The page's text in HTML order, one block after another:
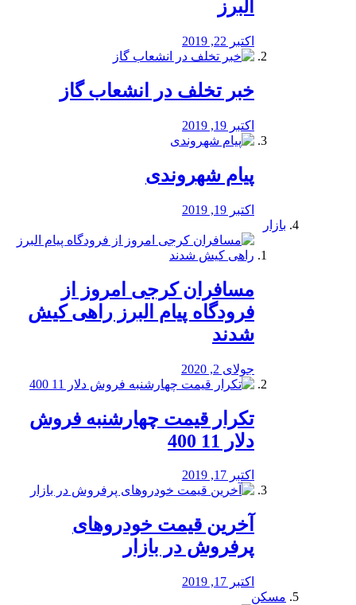
البرز
اکتبر 22, 2019
خبر تخلف در انشعاب گاز
اکتبر 19, 2019
پیام شهروندی
اکتبر 19, 2019
بازار
مسافران کرجی امروز از
فرودگاه پیام البرز راهی کیش
شدند
جولای 2, 2020
تکرار قیمت چهارشنبه فروش
دلار 11 400
اکتبر 17, 2019
آخرین قیمت خودرو‌های
پرفروش در بازار
اکتبر 17, 2019
مسکن